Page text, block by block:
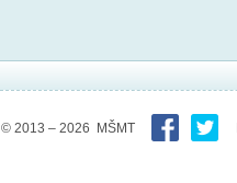
© 2013 – 2026 MŠMT